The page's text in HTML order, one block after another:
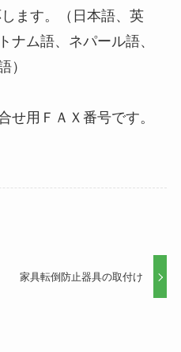
ます。（日本語、英
ナム語、ネパール語、
）
用ＦＡＸ番号です。
家具転倒防止器具の取付け